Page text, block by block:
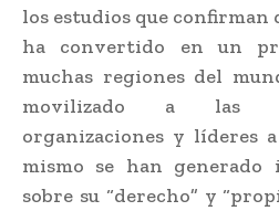
los estudios que confirman
ha convertido en un
muchas regiones del
movilizado a las
organizaciones y líderes
mismo se han generado
sobre su “derecho” y